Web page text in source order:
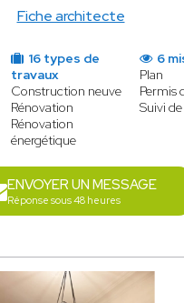
Fiche architecte
16 types de
travaux
Construction neuve
Rénovation
Rénovation
énergétique
6
Plan
Permis
Suivi
ENVOYER UN MESSAGE
Réponse sous 48 heures